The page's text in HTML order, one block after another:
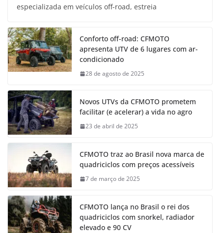
especializada em veículos off-road, estreia
Conforto off-road: CFMOTO
apresenta UTV de 6 lugares com ar-
condicionado
28 de agosto de 2025
Novos UTVs da CFMOTO prometem
facilitar (e acelerar) a vida no agro
23 de abril de 2025
CFMOTO traz ao Brasil nova marca de
quadriciclos com preços acessíveis
7 de março de 2025
CFMOTO lança no Brasil o rei dos
quadriciclos com snorkel, radiador
elevado e 90 CV